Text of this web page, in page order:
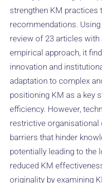
strengthen KM practices
recommendations.
review of 23 articles
empirical approach, it
innovation and
adaptation to complex
positioning KM as a key
efficiency. However,
restrictive organisational
barriers that hinder
potentially leading to the
reduced KM
originality by examining